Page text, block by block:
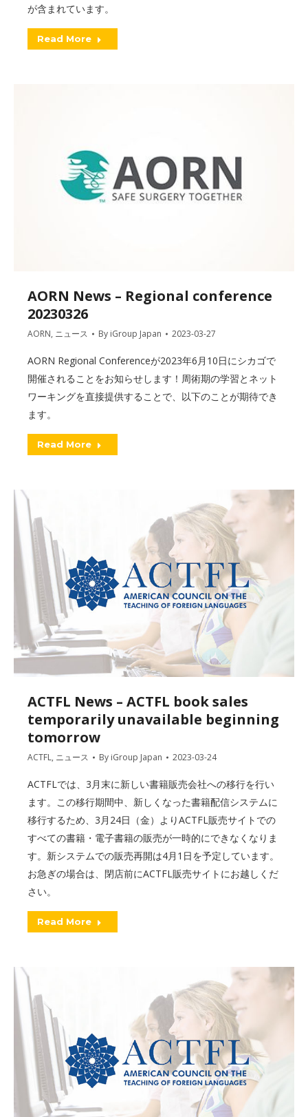
が含まれています。
Read More
AORN News – Regional conference
20230326
AORN, ニュース By iGroup Japan 2023-03-27
AORN Regional Conferenceが2023年6月10日にシカゴで
開催されることをお知らせします！周術期の学習とネット
ワーキングを直接提供することで、以下のことが期待でき
ます。
Read More
ACTFL News – ACTFL book sales
temporarily unavailable beginning
tomorrow
ACTFL, ニュース By iGroup Japan 2023-03-24
ACTFLでは、3月末に新しい書籍販売会社への移行を行い
ます。この移行期間中、新しくなった書籍配信システムに
移行するため、3月24日（金）よりACTFL販売サイトでの
すべての書籍・電子書籍の販売が一時的にできなくなりま
す。新システムでの販売再開は4月1日を予定しています。
お急ぎの場合は、閉店前にACTFL販売サイトにお越しくだ
さい。
Read More